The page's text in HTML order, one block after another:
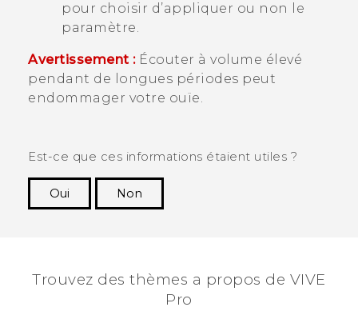
pour choisir d’appliquer ou non le
paramètre.
Avertissement :Écouter à volume élevé
pendant de longues périodes peut
endommager votre ouïe.
Est-ce que ces informations étaient utiles ?
Oui
Non
Trouvez des thèmes a propos de VIVE
Pro